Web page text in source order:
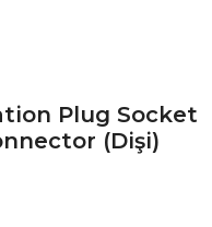
Plug Socket
(Dişi)